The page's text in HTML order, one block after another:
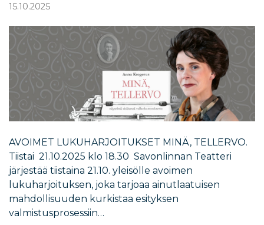
15.10.2025
AVOIMET LUKUHARJOITUKSET MINÄ, TELLERVO.
Tiistai 21.10.2025 klo 18.30 Savonlinnan Teatteri
järjestää tiistaina 21.10. yleisölle avoimen
lukuharjoituksen, joka tarjoaa ainutlaatuisen
mahdollisuuden kurkistaa esityksen
valmistusprosessiin…